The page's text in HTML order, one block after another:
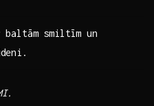
smiltīm un